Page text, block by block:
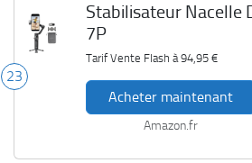
23
Stabilisateur Nacelle
7P
Tarif Vente Flash à94,95 €
Acheter maintenant
Amazon.fr